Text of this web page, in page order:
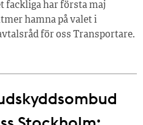
fackliga har första maj
hamna på valet i
för oss Transportare.